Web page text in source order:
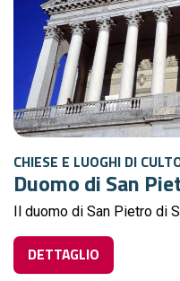
CHIESE E LUOGHI DI
Duomo di San
Il duomo di San Pietro di
DETTAGLIO